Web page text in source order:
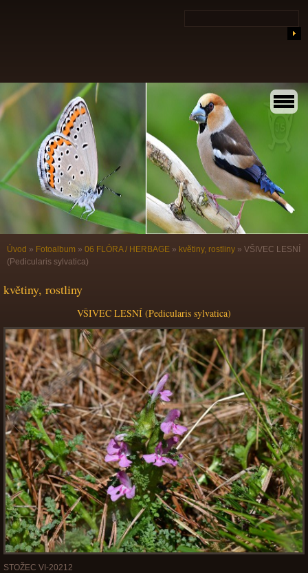
Úvod » Fotoalbum » 06 FLÓRA / HERBAGE » květiny, rostliny » VŠIVEC LESNÍ
(Pedicularis sylvatica)
květiny, rostliny
VŠIVEC LESNÍ (Pedicularis sylvatica)
STOŽEC VI-20212